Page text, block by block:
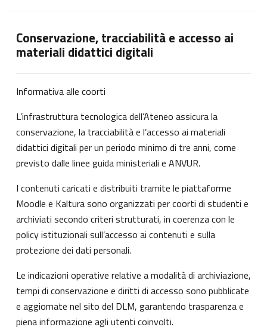
Conservazione, tracciabilità e accesso ai
materiali didattici digitali
Informativa alle coorti
L’infrastruttura tecnologica dell’Ateneo assicura la
conservazione, la tracciabilità e l’accesso ai materiali
didattici digitali per un periodo minimo di tre anni, come
previsto dalle linee guida ministeriali e ANVUR.
I contenuti caricati e distribuiti tramite le piattaforme
Moodle e Kaltura sono organizzati per coorti di studenti e
archiviati secondo criteri strutturati, in coerenza con le
policy istituzionali sull’accesso ai contenuti e sulla
protezione dei dati personali.
Le indicazioni operative relative a modalità di archiviazione,
tempi di conservazione e diritti di accesso sono pubblicate
e aggiornate nel sito del DLM, garantendo trasparenza e
piena informazione agli utenti coinvolti.